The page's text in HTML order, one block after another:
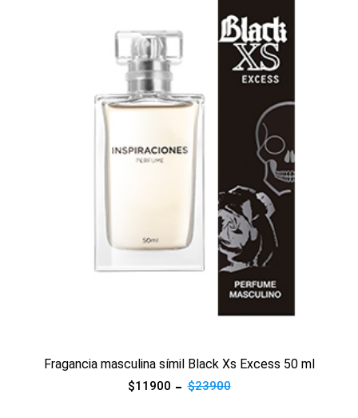
Fragancia masculina símil Black Xs Excess 50 ml
$11900 $23900